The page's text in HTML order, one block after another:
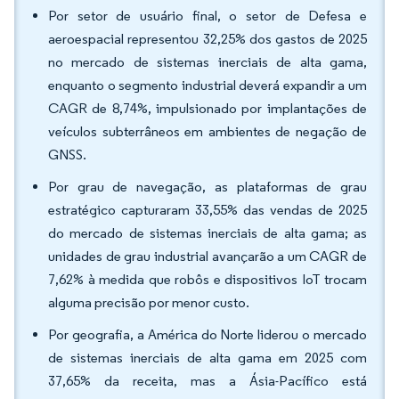
Por setor de usuário final, o setor de Defesa e
aeroespacial representou 32,25% dos gastos de 2025
no mercado de sistemas inerciais de alta gama,
enquanto o segmento industrial deverá expandir a um
CAGR de 8,74%, impulsionado por implantações de
veículos subterrâneos em ambientes de negação de
GNSS.
Por grau de navegação, as plataformas de grau
estratégico capturaram 33,55% das vendas de 2025
do mercado de sistemas inerciais de alta gama; as
unidades de grau industrial avançarão a um CAGR de
7,62% à medida que robôs e dispositivos IoT trocam
alguma precisão por menor custo.
Por geografia, a América do Norte liderou o mercado
de sistemas inerciais de alta gama em 2025 com
37,65% da receita, mas a Ásia-Pacífico está